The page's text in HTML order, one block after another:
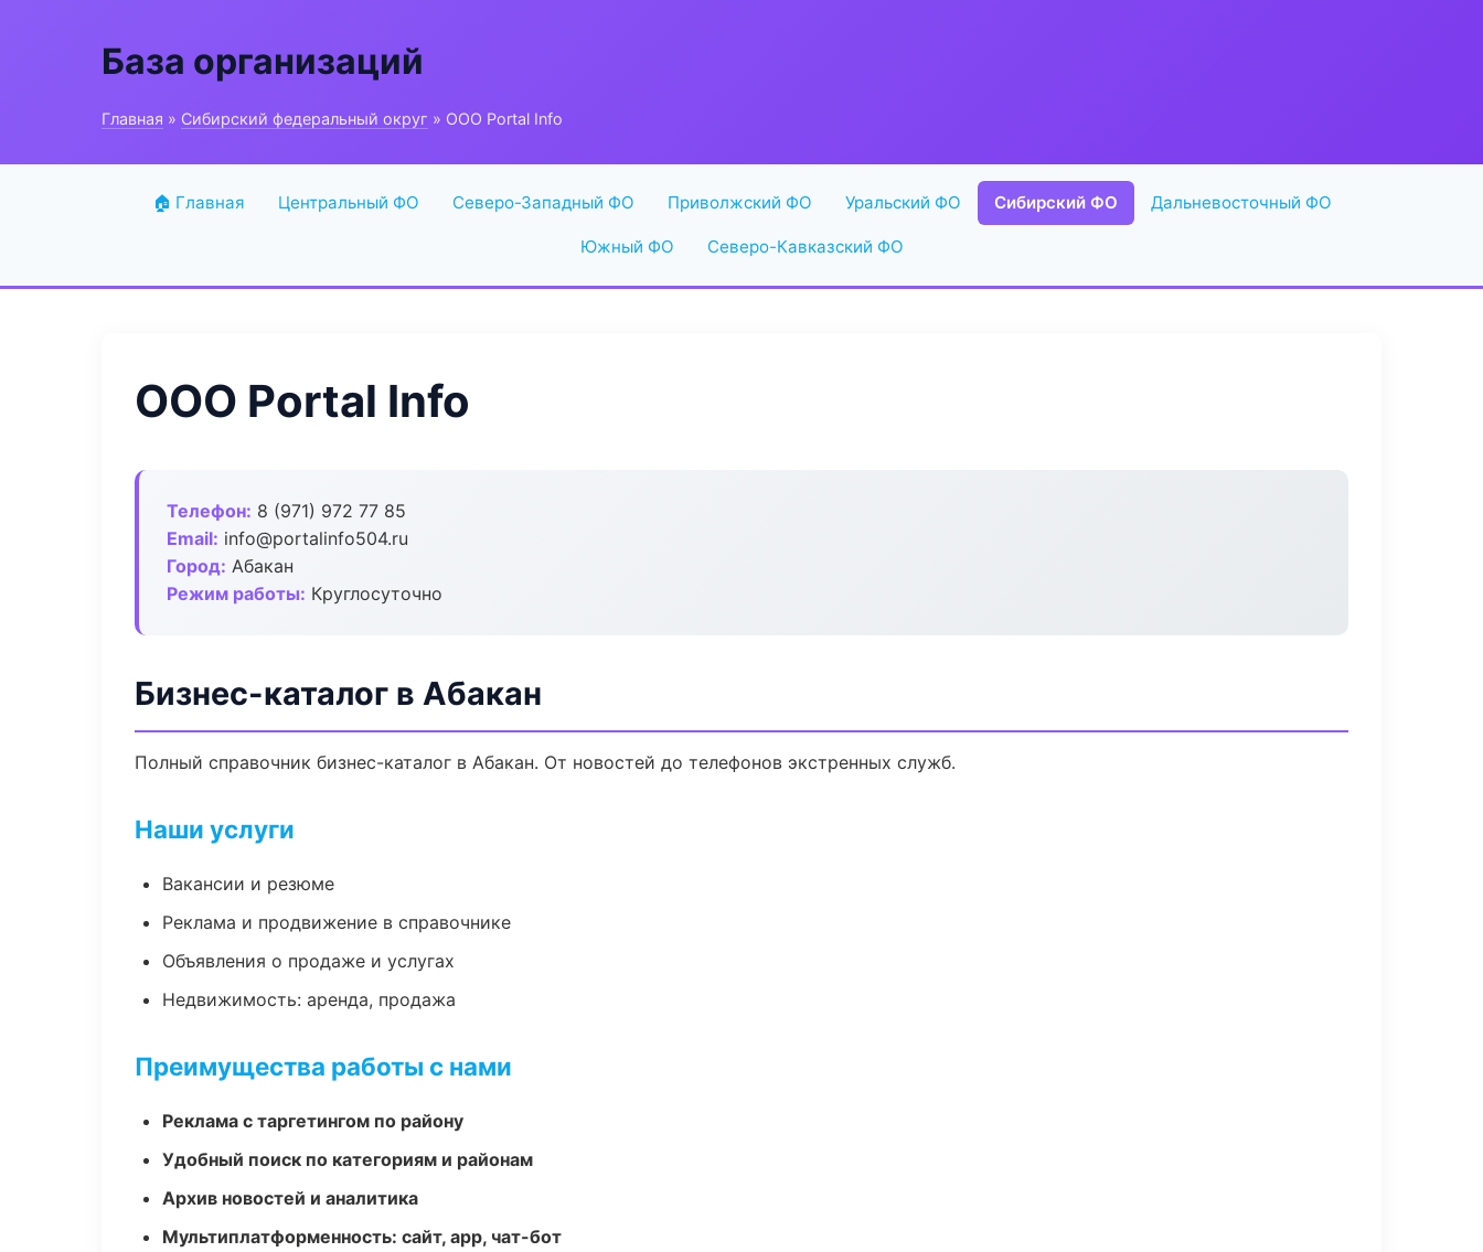
База организаций
Главная » Сибирский федеральный округ » ООО Portal Info
🏠 Главная Центральный ФО Северо-Западный ФО Приволжский ФО Уральский ФО Сибирский ФО Дальневосточный ФО
Южный ФО Северо-Кавказский ФО
ООО Portal Info
Телефон: 8 (971) 972 77 85
Email: info@portalinfo504.ru
Город: Абакан
Режим работы: Круглосуточно
Бизнес-каталог в Абакан
Полный справочник бизнес-каталог в Абакан. От новостей до телефонов экстренных служб.
Наши услуги
Вакансии и резюме
Реклама и продвижение в справочнике
Объявления о продаже и услугах
Недвижимость: аренда, продажа
Преимущества работы с нами
Реклама с таргетингом по району
Удобный поиск по категориям и районам
Архив новостей и аналитика
Мультиплатформенность: сайт, app, чат-бот